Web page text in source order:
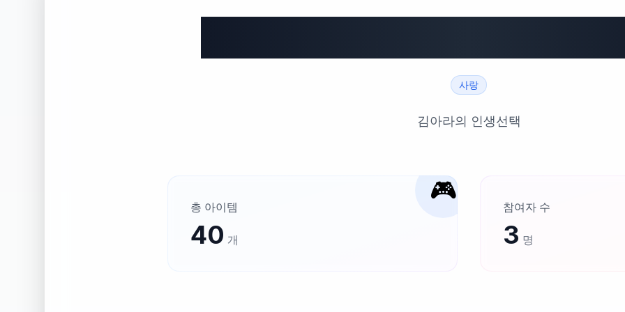
사랑
김아라의 인생선택
🎮
총 아이템
40 개
참여자 수
3 명